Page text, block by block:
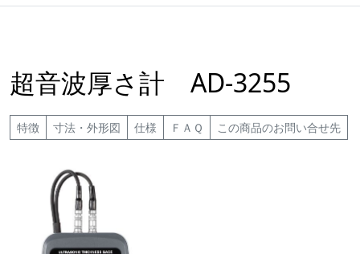
超音波厚さ計 AD-3255
特徴 寸法・外形図 仕様 ＦＡＱ この商品のお問い合せ先